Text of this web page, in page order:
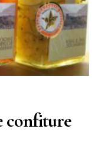
confiture